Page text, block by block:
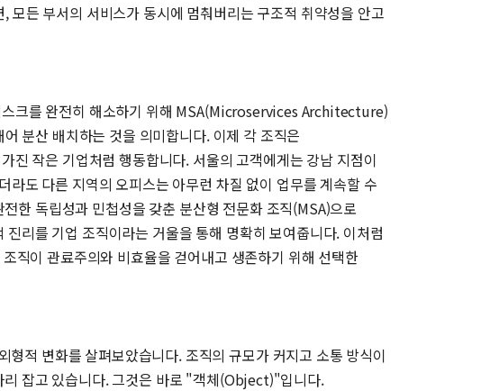
든 부서의 서비스가 동시에 멈춰버리는 구조적 취약성을 안고
크를 완전히 해소하기 위해 MSA(Microservices Architecture)
분산 배치하는 것을 의미합니다. 이제 각 조직은
진 작은 기업처럼 행동합니다. 서울의 고객에게는 강남 지점이
도 다른 지역의 오피스는 아무런 차질 없이 업무를 계속할 수
한 독립성과 민첩성을 갖춘 분산형 전문화 조직(MSA)으로
리를 기업 조직이라는 거울을 통해 명확히 보여줍니다. 이처럼
직이 관료주의와 비효율을 걷어내고 생존하기 위해 선택한
적 변화를 살펴보았습니다. 조직의 규모가 커지고 소통 방식이
리 잡고 있습니다. 그것은 바로 "객체(Object)"입니다.